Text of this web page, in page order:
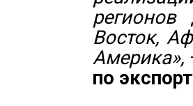
Восток,
Америка»,
по